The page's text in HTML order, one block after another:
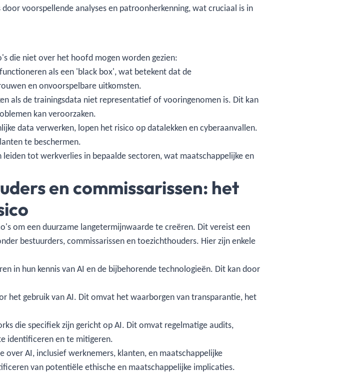
voorspellende analyses en patroonherkenning, wat cruciaal is in
die niet over het hoofd mogen worden gezien:
als een 'black box', wat betekent dat de
en onvoorspelbare uitkomsten.
als de trainingsdata niet representatief of vooringenomen is. Dit kan
kan veroorzaken.
data verwerken, lopen het risico op datalekken en cyberaanvallen.
te beschermen.
tot werkverlies in bepaalde sectoren, wat maatschappelijke en
en commissarissen: het
om een duurzame langetermijnwaarde te creëren. Dit vereist een
bestuurders, commissarissen en toezichthouders. Hier zijn enkele
in hun kennis van AI en de bijbehorende technologieën. Dit kan door
het gebruik van AI. Dit omvat het waarborgen van transparantie, het
die specifiek zijn gericht op AI. Dit omvat regelmatige audits,
identificeren en te mitigeren.
over AI, inclusief werknemers, klanten, en maatschappelijke
van potentiële ethische en maatschappelijke implicaties.